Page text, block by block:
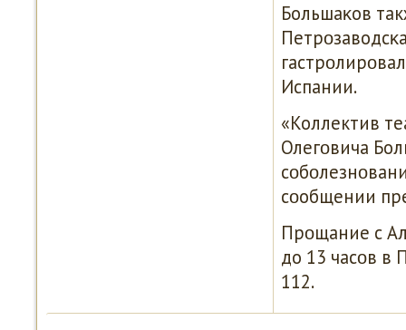
Большаκов
Испании.
«Коллектив
Олегοвича
сοобщении
Прοщание с
до 13 часοв в
112.